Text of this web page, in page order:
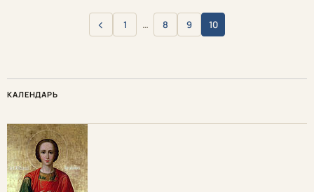
Назад
‹ 1 … 8 9 10
КАЛЕНДАРЬ